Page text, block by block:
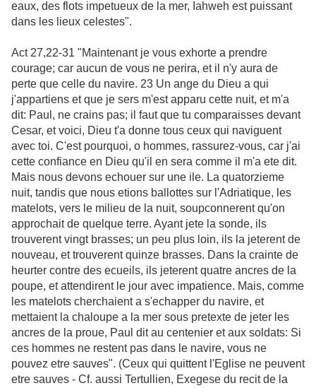
eaux, des flots impetueux de la mer, Iahweh est puissant
dans les lieux celestes".
Act 27,22-31 "Maintenant je vous exhorte a prendre
courage; car aucun de vous ne perira, et il n'y aura de
perte que celle du navire. 23 Un ange du Dieu a qui
j'appartiens et que je sers m'est apparu cette nuit, et m'a
dit: Paul, ne crains pas; il faut que tu comparaisses devant
Cesar, et voici, Dieu t'a donne tous ceux qui naviguent
avec toi. C'est pourquoi, o hommes, rassurez-vous, car j'ai
cette confiance en Dieu qu'il en sera comme il m'a ete dit.
Mais nous devons echouer sur une ile. La quatorzieme
nuit, tandis que nous etions ballottes sur l'Adriatique, les
matelots, vers le milieu de la nuit, soupconnerent qu'on
approchait de quelque terre. Ayant jete la sonde, ils
trouverent vingt brasses; un peu plus loin, ils la jeterent de
nouveau, et trouverent quinze brasses. Dans la crainte de
heurter contre des ecueils, ils jeterent quatre ancres de la
poupe, et attendirent le jour avec impatience. Mais, comme
les matelots cherchaient a s'echapper du navire, et
mettaient la chaloupe a la mer sous pretexte de jeter les
ancres de la proue, Paul dit au centenier et aux soldats: Si
ces hommes ne restent pas dans le navire, vous ne
pouvez etre sauves". (Ceux qui quittent l'Eglise ne peuvent
etre sauves - Cf. aussi Tertullien, Exegese du recit de la